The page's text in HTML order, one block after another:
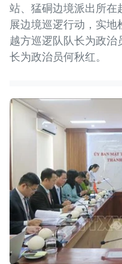
站、猛硐边境派出所在
展边境巡逻行动，实地
越方巡逻队队长为政治
长为政治员何秋红。